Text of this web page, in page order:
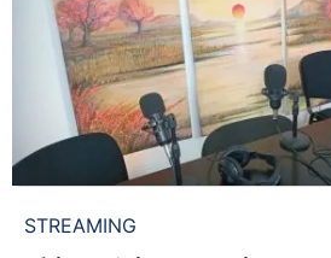
STREAMING